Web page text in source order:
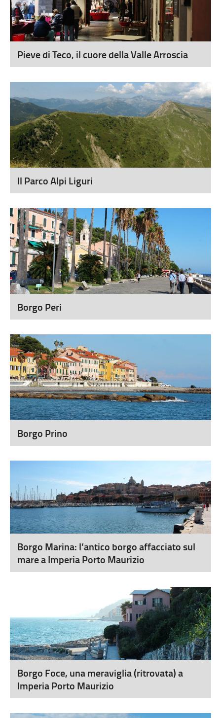
Pieve di Teco, il cuore della Valle Arroscia
Il Parco Alpi Liguri
Borgo Peri
Borgo Prino
Borgo Marina: l’antico borgo affacciato sul
mare a Imperia Porto Maurizio
Borgo Foce, una meraviglia (ritrovata) a
Imperia Porto Maurizio